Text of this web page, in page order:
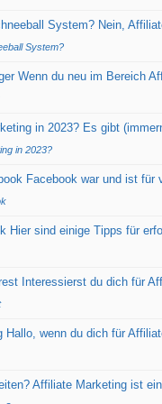
System? Nein,
System?
Wenn du neu im Bereich
in 2023? Es gibt
in 2023?
Facebook war und ist
Hier sind einige Tipps für
Interessierst du dich für
Hallo, wenn du dich für
Affiliate Marketing ist